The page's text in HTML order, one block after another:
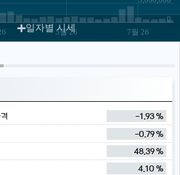
5월 26 7월 26
0
일자별 시세
-1.93 %
-0.79 %
48.39 %
4.10 %